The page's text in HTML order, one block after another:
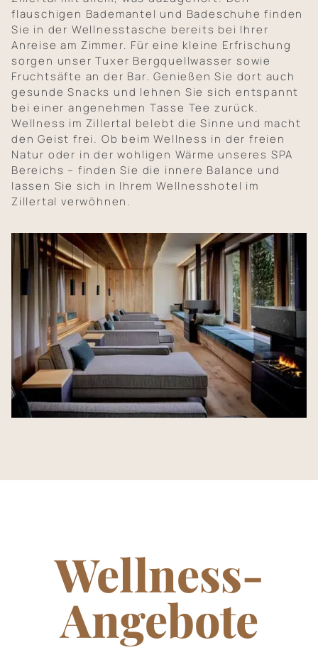
flauschigen Bademantel und Badeschuhe finden
Sie in der Wellnesstasche bereits bei Ihrer
Anreise am Zimmer. Für eine kleine Erfrischung
sorgen unser Tuxer Bergquellwasser sowie
Fruchtsäfte an der Bar. Genießen Sie dort auch
gesunde Snacks und lehnen Sie sich entspannt
bei einer angenehmen Tasse Tee zurück.
Wellness im Zillertal belebt die Sinne und macht
den Geist frei. Ob beim Wellness in der freien
Natur oder in der wohligen Wärme unseres SPA
Bereichs – finden Sie die innere Balance und
lassen Sie sich in Ihrem Wellnesshotel im
Zillertal verwöhnen.
Wellness-
Angebote